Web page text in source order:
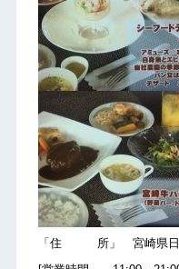
「住 所」 宮崎県日